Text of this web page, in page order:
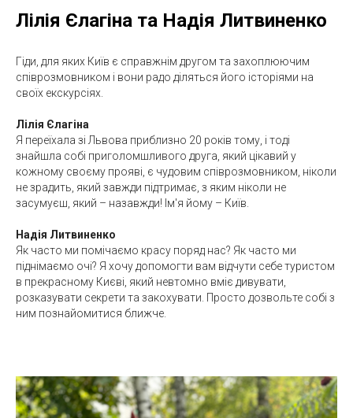
Лілія Єлагіна та Надія Литвиненко
Гіди, для яких Київ є справжнім другом та захоплюючим
співрозмовником і вони радо діляться його історіями на
своїх екскурсіях.
Лілія Єлагіна
Я переїхала зі Львова приблизно 20 років тому, і тоді
знайшла собі приголомшливого друга, який цікавий у
кожному своєму прояві, є чудовим співрозмовником, ніколи
не зрадить, який завжди підтримає, з яким ніколи не
засумуєш, який – назавжди! Ім'я йому – Київ.
Надія Литвиненко
Як часто ми помічаємо красу поряд нас? Як часто ми
піднімаємо очі? Я хочу допомогти вам відчути себе туристом
в прекрасному Києві, який невтомно вміє дивувати,
розказувати секрети та закохувати. Просто дозвольте собі з
ним познайомитися ближче.